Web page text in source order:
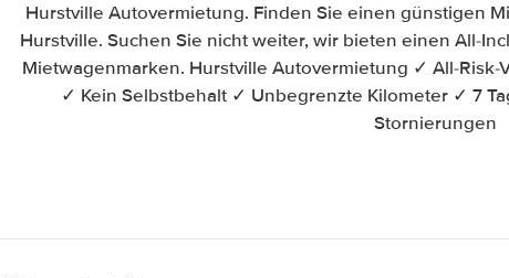
Hurstville Autovermietung. Finden Sie einen günstigen
Hurstville. Suchen Sie nicht weiter, wir bieten einen All-
Mietwagenmarken. Hurstville Autovermietung ✓ All-
✓ Kein Selbstbehalt ✓ Unbegrenzte Kilometer ✓ 7
Stornierungen